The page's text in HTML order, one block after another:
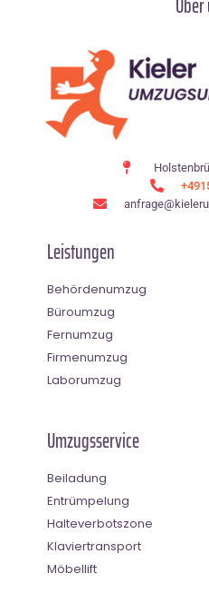
Leistungen
Behördenumzug
Büroumzug
Fernumzug
Firmenumzug
Laborumzug
Umzugsservice
Beiladung
Entrümpelung
Halteverbotszone
Klaviertransport
Möbellift